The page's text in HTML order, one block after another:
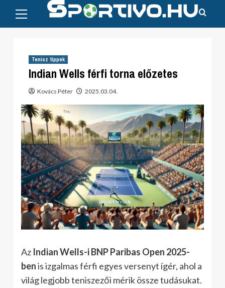
content
Menu
Tenisz tippek
Indian Wells férfi torna előzetes
Kovács Péter 2025.03.04.
Az Indian Wells-i BNP Paribas Open 2025-
benis izgalmas férfi egyes versenyt ígér, ahol a
világ legjobb teniszezői mérik össze tudásukat.